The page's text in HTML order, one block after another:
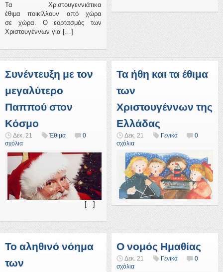
Τα Χριστουγεννιάτικα
έθιμα ποικίλλουν από χώρα
σε χώρα. Ο εορτασμός των
Χριστουγέννων για […]
Συνέντευξη με τον
μεγαλύτερο
Παππού στον
Κόσμο
Δεκ. 21 Έθιμα
0
σχόλια
[…]
Τα ήθη και τα έθιμα
των
Χριστουγέννων της
Ελλάδας
Δεκ. 21 Γενικά
0
σχόλια
Το αληθινό νόημα
των
Ο νομός Ημαθίας
Δεκ. 21 Γενικά
0
σχόλια